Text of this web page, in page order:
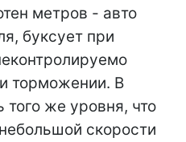
метров - авто
буксует при
торможении. В
того же уровня, что
скорости